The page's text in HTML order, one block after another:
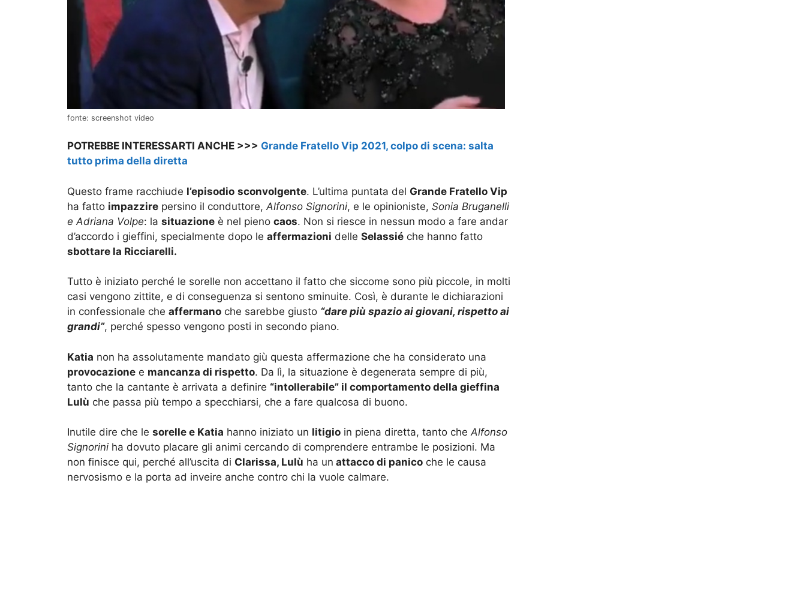
fonte: screenshot video
POTREBBE INTERESSARTI ANCHE >>> Grande Fratello Vip 2021, colpo di scena: salta
tutto prima della diretta
Questo frame racchiude l’episodio sconvolgente. L’ultima puntata del Grande Fratello Vip
ha fatto impazzire persino il conduttore, Alfonso Signorini, e le opinioniste, Sonia Bruganelli
e Adriana Volpe: la situazione è nel pieno caos. Non si riesce in nessun modo a fare andar
d’accordo i gieffini, specialmente dopo le affermazioni delle Selassié che hanno fatto
sbottare la Ricciarelli.
Tutto è iniziato perché le sorelle non accettano il fatto che siccome sono più piccole, in molti
casi vengono zittite, e di conseguenza si sentono sminuite. Così, è durante le dichiarazioni
in confessionale che affermano che sarebbe giusto “dare più spazio ai giovani, rispetto ai
grandi”, perché spesso vengono posti in secondo piano.
Katia non ha assolutamente mandato giù questa affermazione che ha considerato una
provocazione e mancanza di rispetto. Da lì, la situazione è degenerata sempre di più,
tanto che la cantante è arrivata a definire “intollerabile” il comportamento della gieffina
Lulù che passa più tempo a specchiarsi, che a fare qualcosa di buono.
Inutile dire che le sorelle e Katia hanno iniziato un litigio in piena diretta, tanto cheAlfonso
Signorini ha dovuto placare gli animi cercando di comprendere entrambe le posizioni. Ma
non finisce qui, perché all’uscita di Clarissa, Lulù ha un attacco di panico che le causa
nervosismo e la porta ad inveire anche contro chi la vuole calmare.